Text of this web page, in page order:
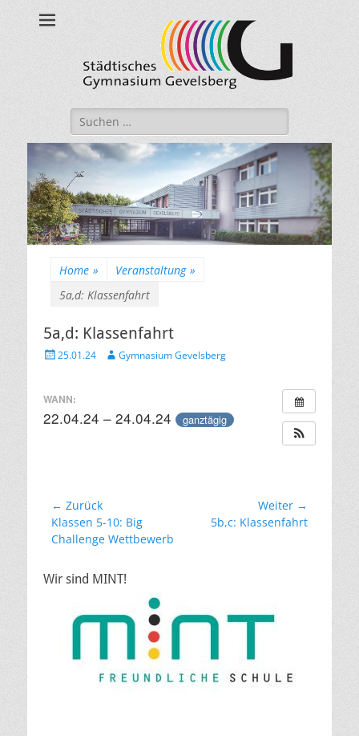
Städtisches
Gymnasium
Gevelsberg
Suche
nach:
Home » Veranstaltung »
5a,d: Klassenfahrt
5a,d: Klassenfahrt
Veröffentlicht
25.01.24 AutorGymnasium Gevelsberg
WANN:
22.04.24 – 24.04.24 ganztägig
Beitragsnavigation
← Zurück
Vorheriger
Beitrag:
Klassen 5-10: Big
Challenge Wettbewerb
Weiter →
Nächster5b,c: Klassenfahrt
Wir sind MINT!